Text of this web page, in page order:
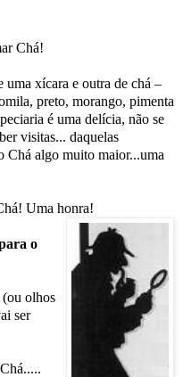
Chá!
uma xícara e outra de chá –
preto, morango, pimenta
é uma delícia, não se
visitas... daquelas
Chá algo muito maior...uma
Uma honra!
o
(ou olhos
ser